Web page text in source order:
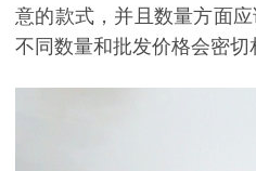
意的款式，并且数量方面
不同数量和批发价格会密切